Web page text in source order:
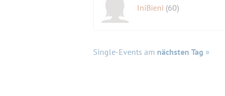
IniBieni (60)
Single-Events am nächsten Tag »